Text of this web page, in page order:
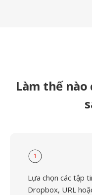
Làm thế nào
1
Lựa chọn các tập
Dropbox, URL